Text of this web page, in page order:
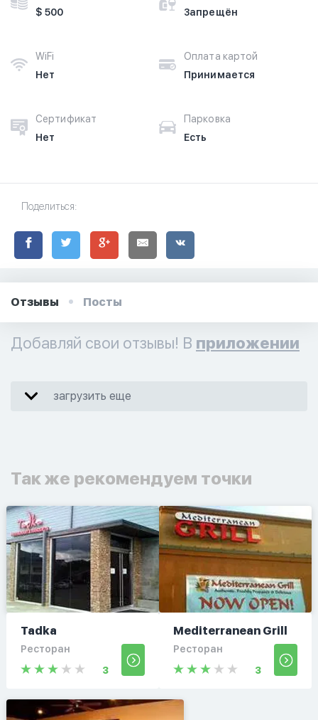
$ 500
Запрещён
WiFi
Нет
Оплата картой
Принимается
Сертификат
Нет
Парковка
Есть
Поделиться:
Отзывы Посты
Добавляй свои отзывы! В приложении
загрузить еще
Так же рекомендуем точки
Tadka
Ресторан
3
Mediterranean Grill
Ресторан
3